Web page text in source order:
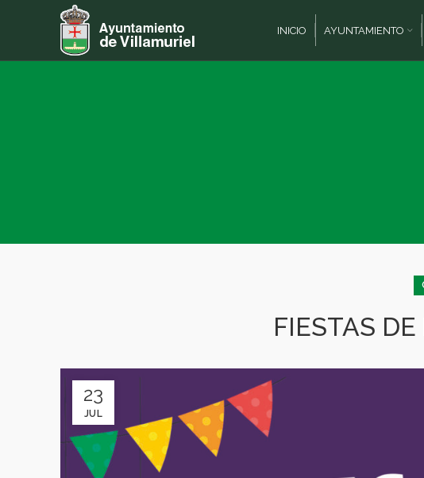
INICIO AYUNTAMIENTO
FIESTAS
23
JUL